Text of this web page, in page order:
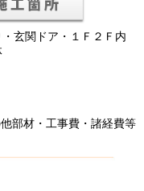
・玄関ドア・１Ｆ２Ｆ内
部材・工事費・諸経費等